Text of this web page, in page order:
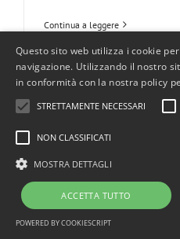
Continua a leggere
© 2008 - 2026 DevCode s.r.l. | P.IVA
marchi appartengono ai
Questo sito web utilizza i cookie
navigazione. Utilizzando il nostro
in conformità con la nostra policy
STRETTAMENTE NECESSARI
NON CLASSIFICATI
MOSTRA DETTAGLI
ACCETTA TUTTO
POWERED BY COOKIESCRIPT